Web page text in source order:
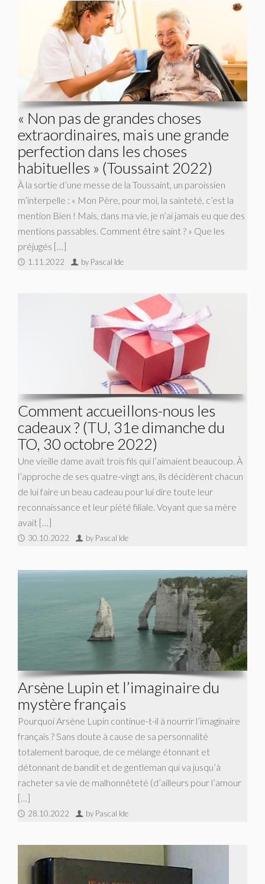
« Non pas de grandes choses
extraordinaires, mais une grande
perfection dans les choses
habituelles » (Toussaint 2022)
À la sortie d’une messe de la Toussaint, un paroissien
m’interpelle : « Mon Père, pour moi, la sainteté, c’est la
mention Bien ! Mais, dans ma vie, je n’ai jamais eu que des
mentions passables. Comment être saint ? » Que les
préjugés […]
1.11.2022 by Pascal Ide
Comment accueillons-nous les
cadeaux ? (TU, 31e dimanche du
TO, 30 octobre 2022)
Une vieille dame avait trois fils qui l’aimaient beaucoup. À
l’approche de ses quatre-vingt ans, ils décidèrent chacun
de lui faire un beau cadeau pour lui dire toute leur
reconnaissance et leur piété filiale. Voyant que sa mère
avait […]
30.10.2022 by Pascal Ide
Arsène Lupin et l’imaginaire du
mystère français
Pourquoi Arsène Lupin continue-t-il à nourrir l’imaginaire
français ? Sans doute à cause de sa personnalité
totalement baroque, de ce mélange étonnant et
détonnant de bandit et de gentleman qui va jusqu’à
racheter sa vie de malhonnêteté (d’ailleurs pour l’amour
[…]
28.10.2022 by Pascal Ide